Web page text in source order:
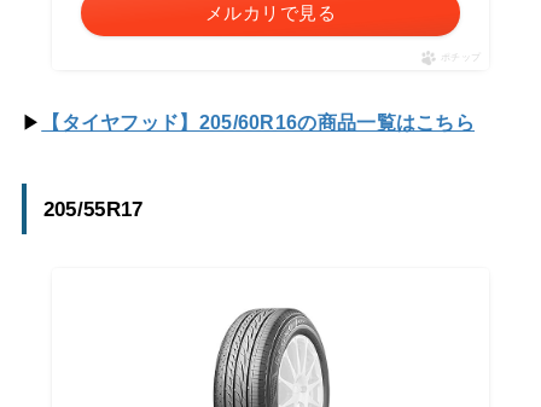
メルカリで見る
ポチップ
▶ 【タイヤフッド】205/60R16の商品一覧はこちら
205/55R17